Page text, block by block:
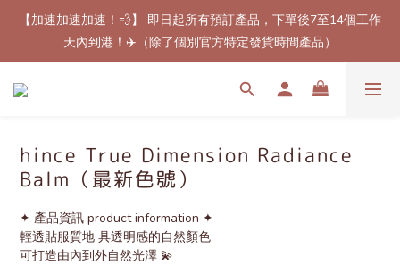
【最新免郵優惠！🚚】滿$800（折扣後總額）包順豐站或櫃自取
郵費！（只限香港地區）
【加速加速加速！💨】 即日起所有預訂產品，下單後7至14個工作
天內到港！✈️（除了個別官方特定發貨時間產品）
【最新免郵優惠！🚚】滿$800（折扣後總額）包順豐站或櫃自取
hince True Dimension Radiance
Balm（最新色號）
✦ 產品資訊 product information ✦
輕透貼服質地 具透明感的自然顏色
可打造由內到外自然光澤 💫